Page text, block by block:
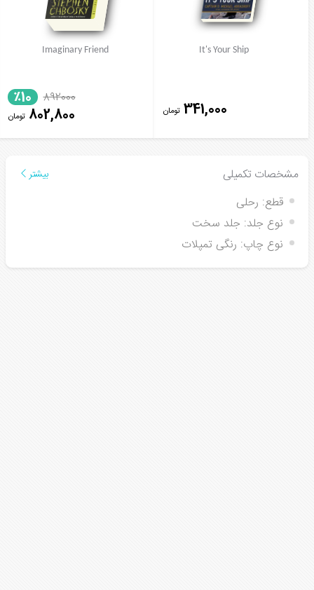
It's Your Ship
341,000 تومان
Imaginary Friend
892000
٪10
802,800 تومان
مشخصات تکمیلی بیشتر
قطع: رحلی
نوع جلد: جلد سخت
نوع چاپ: رنگی تمپلات